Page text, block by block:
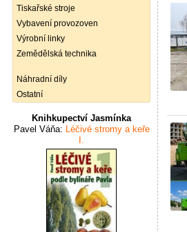
Tiskařské stroje
Vybavení provozoven
Výrobní linky
Zemědělská technika
Náhradní díly
Ostatní
Knihkupectví Jasmínka
Pavel Váňa: Léčivé stromy a keře
I.